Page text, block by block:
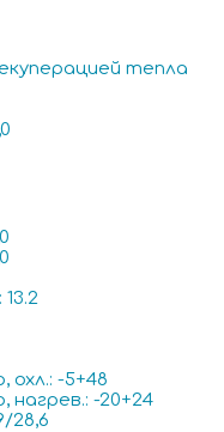
тепла
-5+48
-20+24
28,6